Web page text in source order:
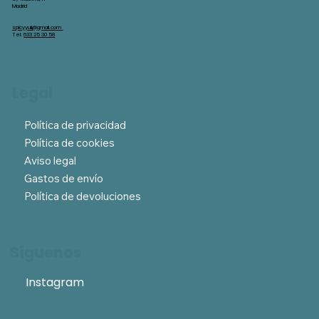
Instagram
Política de privacidad
Política de cookies
Aviso legal
Gastos de envío
Política de devoluciones
Madrid
spicyyuli@gmail.com
Tel:633 25 30 58